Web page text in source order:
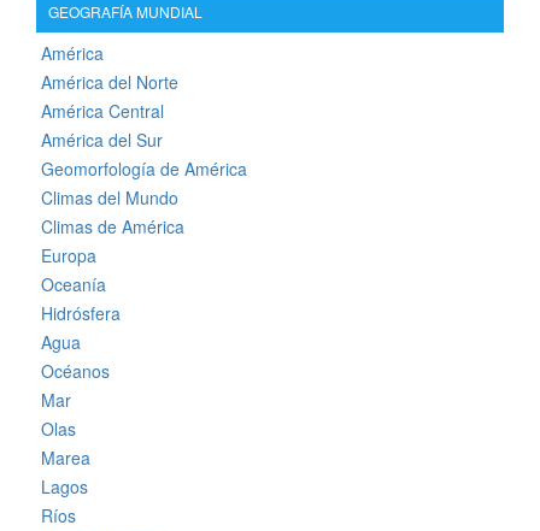
GEOGRAFÍA MUNDIAL
América
América del Norte
América Central
América del Sur
Geomorfología de América
Climas del Mundo
Climas de América
Europa
Oceanía
Hidrósfera
Agua
Océanos
Mar
Olas
Marea
Lagos
Ríos